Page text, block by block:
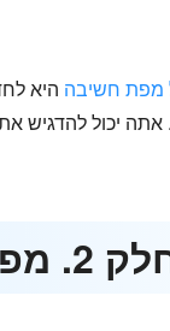
מפת חשיבה היא
יכול להדגיש
המוחות הטובה ביותר באינטרנט